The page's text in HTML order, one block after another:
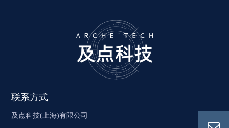
联系方式
及点科技(上海)有限公司